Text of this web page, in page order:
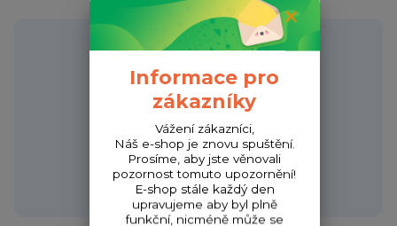
Potřebujete poradit?
Zákaznická podpora HONZA
+420 720 256 434
(Po-Čt 9-17 hod.,Pá 9-18 hod.)
obchod@fishcom.cz
Informace pro
zákazníky
Vážení zákazníci,
Náš e-shop je znovu spuštění.
Prosíme, aby jste věnovali
pozornost tomuto upozornění!
E-shop stále každý den
upravujeme aby byl plně
funkční, nicméně může se